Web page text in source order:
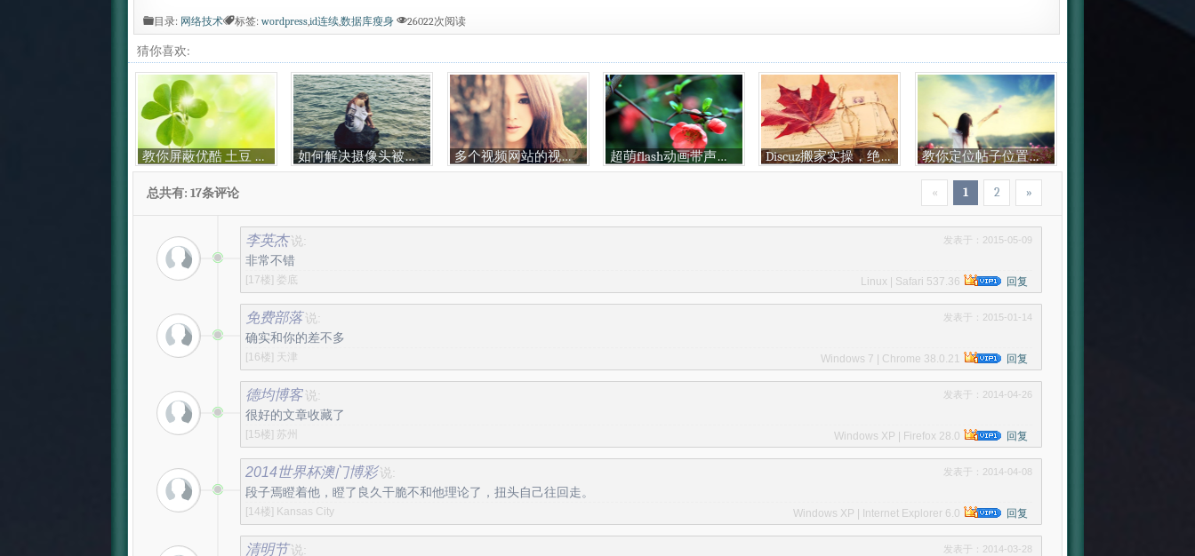
目录: 网络技术 标签: wordpress,id连续,数据库瘦身 26022次阅读
猜你喜欢:
教你屏蔽优酷 土豆 百度 奇艺 新浪等视频网站广告揭秘 如何解决摄像头被占用的问题 多个视频网站的视频自动播放代码 超萌flash动画带声音素材大全 Discuz搬家实操，绝对真实有效，无缝操作 教你定位帖子位置，突破输入框的位置，真正的自定义显示
总共有: 17条评论 « 1 2 »
李英杰 说: 发表于：2015-05-09
非常不错
[17楼] 娄底 Linux | Safari 537.36 回复
免费部落 说: 发表于：2015-01-14
确实和你的差不多
[16楼] 天津 Windows 7 | Chrome 38.0.21 回复
德均博客 说: 发表于：2014-04-26
很好的文章收藏了
[15楼] 苏州 Windows XP | Firefox 28.0 回复
2014世界杯澳门博彩 说: 发表于：2014-04-08
段子焉瞪着他，瞪了良久干脆不和他理论了，扭头自己往回走。
[14楼] Kansas City Windows XP | Internet Explorer 6.0 回复
清明节 说: 发表于：2014-03-28